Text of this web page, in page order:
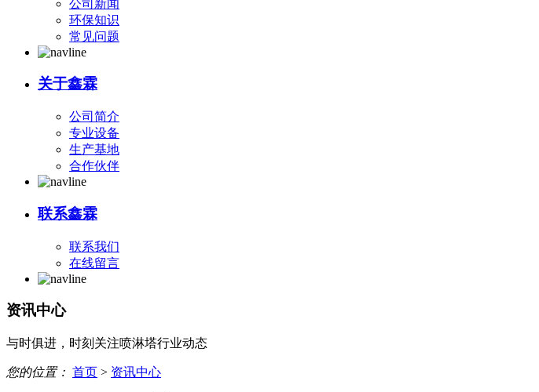
公司新闻
环保知识
常见问题
关于鑫霖
公司简介
专业设备
生产基地
合作伙伴
联系鑫霖
联系我们
在线留言
资讯中心
与时俱进，时刻关注喷淋塔行业动态
您的位置： 首页 > 资讯中心